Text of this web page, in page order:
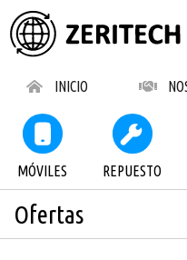
INICIO
MÓVILES REPUESTO
Ofertas